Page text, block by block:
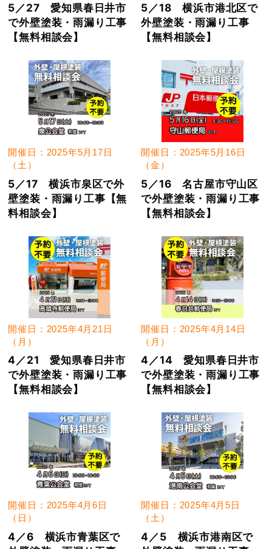
5／27 愛知県春日井市
で外壁塗装・雨漏り工事
【無料相談会】
5／18 横浜市港北区で
外壁塗装・雨漏り工事
【無料相談会】
開催日：2025年5月17日
（土）
5／17 横浜市泉区で外
壁塗装・雨漏り工事【無
料相談会】
開催日：2025年5月16日
（金）
5／16 名古屋市守山区
で外壁塗装・雨漏り工事
【無料相談会】
開催日：2025年4月21日
（月）
4／21 愛知県春日井市
で外壁塗装・雨漏り工事
【無料相談会】
開催日：2025年4月14日
（月）
4／14 愛知県春日井市
で外壁塗装・雨漏り工事
【無料相談会】
開催日：2025年4月6日
（日）
4／6 横浜市青葉区で
開催日：2025年4月5日
（土）
4／5 横浜市港南区で